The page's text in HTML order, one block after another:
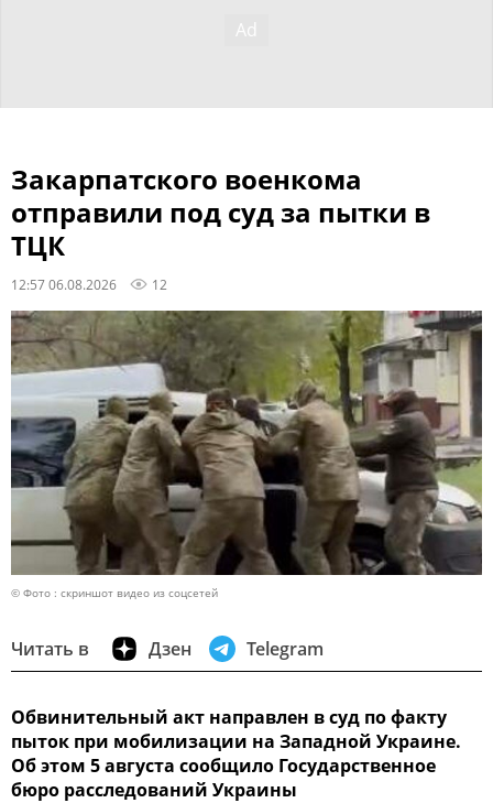
Закарпатского военкома
отправили под суд за пытки в
ТЦК
12:57 06.08.2026 12
© Фото : скриншот видео из соцсетей
Читать в Дзен Telegram
Обвинительный акт направлен в суд по факту
пыток при мобилизации на Западной Украине.
Об этом 5 августа сообщило Государственное
бюро расследований Украины